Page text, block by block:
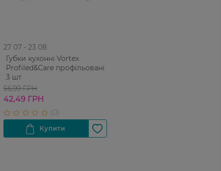
27 07 - 23 08
Губки кухонні Vortex
Profiled&Care профільовані
3 шт
56,99 ГРН
42,49 ГРН